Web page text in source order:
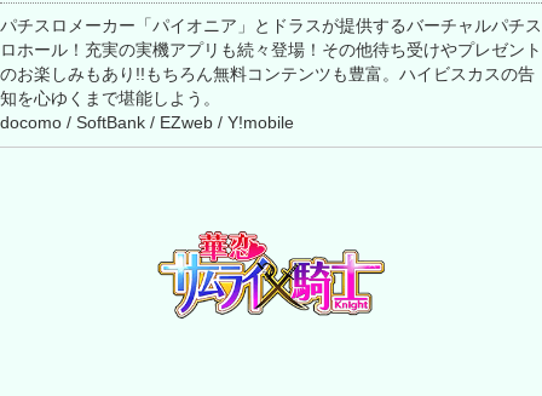
パチスロメーカー「パイオニア」とドラスが提供するバーチャルパチス
ロホール！充実の実機アプリも続々登場！その他待ち受けやプレゼント
のお楽しみもあり!!もちろん無料コンテンツも豊富。ハイビスカスの告
知を心ゆくまで堪能しよう。
docomo / SoftBank / EZweb / Y!mobile